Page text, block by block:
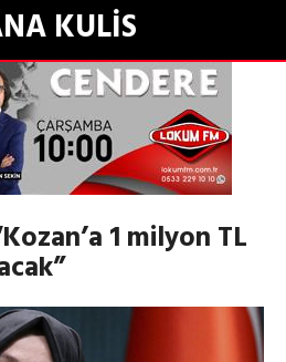
KULİS
1 milyon TL